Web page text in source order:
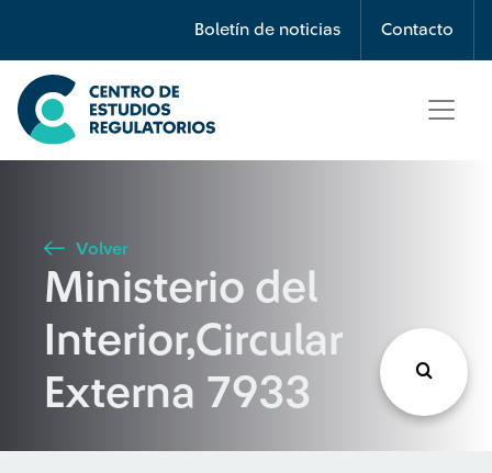
Boletín de noticias Contacto
Búsqueda
Seleccione país
Buscar
Volver
Ministerio del
Interior,Circular
Externa 7933